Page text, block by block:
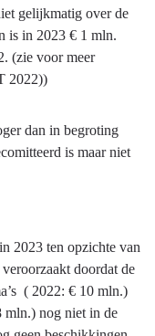
gelijkmatig over de
is in 2023 € 1 mln.
(zie voor meer
2022))
dan in begroting
is maar niet
2023 ten opzichte van
doordat de
( 2022: € 10 mln.)
nog niet in de